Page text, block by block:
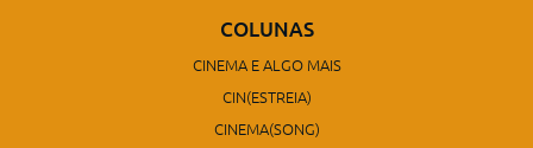
COLUNAS
CINEMA E ALGO MAIS
CIN(ESTREIA)
CINEMA(SONG)